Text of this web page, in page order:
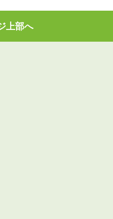
上部へ